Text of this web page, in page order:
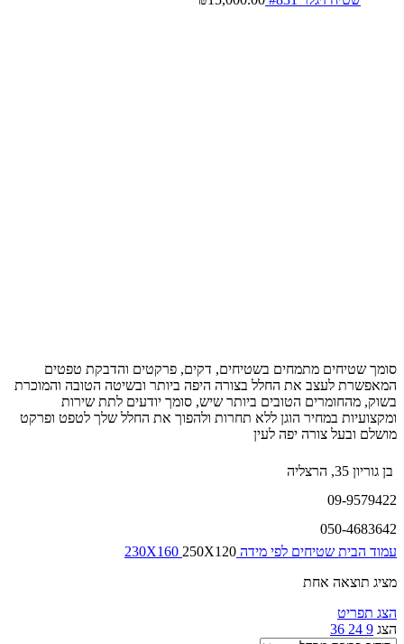
סומך שטיחים מתמחים בשטיחים, דקים, פרקטים והדבקת טפטים
המאפשרת לעצב את החלל בצורה היפה ביותר ובשיטה הטובה והמוכרת
בשוק, מהחומרים הטובים ביותר שיש, סומך יודעים לתת שירות
ומקצועיות במחיר הוגן ללא תחרות ולהפוך את החלל שלך לטפט ופרקט
מושלם ובעל צורה יפה לעין
בן גוריון 35, הרצליה
09-9579422
050-4683642
עמוד הבית שטיחים לפי מידה 230X160 250X120
מציג תוצאה אחת
הצג תפריט
הצג 9
24
36